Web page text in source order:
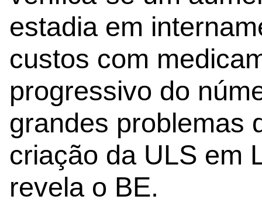
estadia em
custos com
progressivo do
grandes problemas
criação da ULS em
revela o BE.